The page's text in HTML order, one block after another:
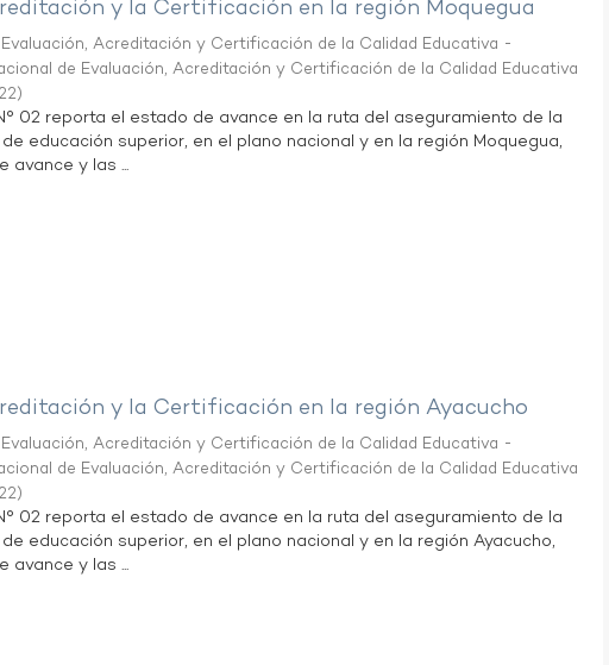
y la Certificación en la región Moquegua
Acreditación y Certificación de la Calidad Educativa -
de Evaluación, Acreditación y Certificación de la Calidad Educativa
)
02 reporta el estado de avance en la ruta del aseguramiento de la
educación superior, en el plano nacional y en la región Moquegua,
avance y las ...
y la Certificación en la región Ayacucho
Acreditación y Certificación de la Calidad Educativa -
de Evaluación, Acreditación y Certificación de la Calidad Educativa
)
02 reporta el estado de avance en la ruta del aseguramiento de la
educación superior, en el plano nacional y en la región Ayacucho,
avance y las ...